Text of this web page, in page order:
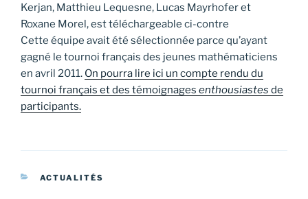
Kerjan, Matthieu Lequesne, Lucas Mayrhofer et
Roxane Morel, est téléchargeable ci-contre
Cette équipe avait été sélectionnée parce qu’ayant
gagné le tournoi français des jeunes mathématiciens
en avril 2011. On pourra lire ici un compte rendu du
tournoi français et des témoignages enthousiastes de
participants.
CATÉGORIES
ACTUALITÉS